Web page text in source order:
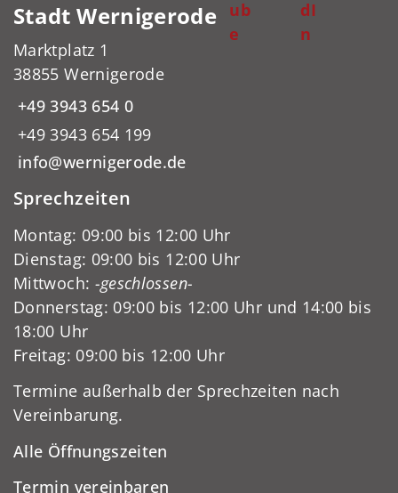
ub
e
dI
n
Stadt Wernigerode
Marktplatz 1
38855 Wernigerode
+49 3943 654 0
+49 3943 654 199
info@wernigerode.de
Sprechzeiten
Montag: 09:00 bis 12:00 Uhr
Dienstag: 09:00 bis 12:00 Uhr
Mittwoch: -geschlossen-
Donnerstag: 09:00 bis 12:00 Uhr und 14:00 bis
18:00 Uhr
Freitag: 09:00 bis 12:00 Uhr
Termine außerhalb der Sprechzeiten nach
Vereinbarung.
Alle Öffnungszeiten
Termin vereinbaren